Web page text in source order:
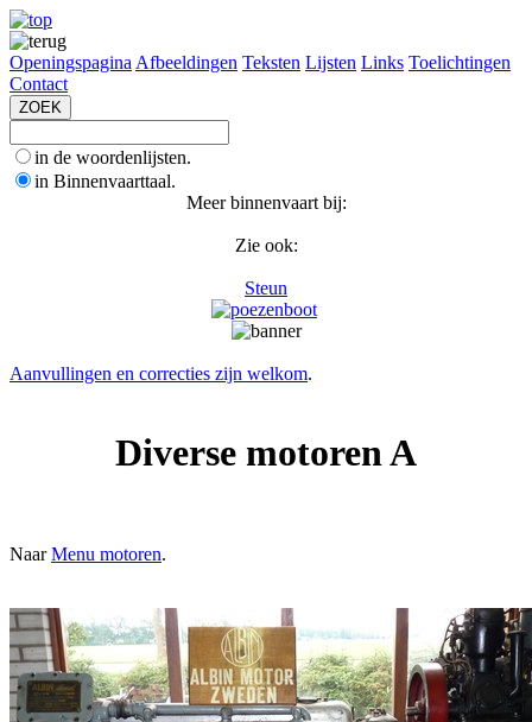
Openingspagina Afbeeldingen Teksten Lijsten Links Toelichtingen
Contact
in de woordenlijsten.
in Binnenvaarttaal.
Meer binnenvaart bij:
Zie ook:
Steun
Aanvullingen en correcties zijn welkom.
Diverse motoren A
NaarMenu motoren.